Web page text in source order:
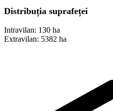
Distribuția suprafeței
Intravilan: 130 ha
Extravilan: 5382 ha